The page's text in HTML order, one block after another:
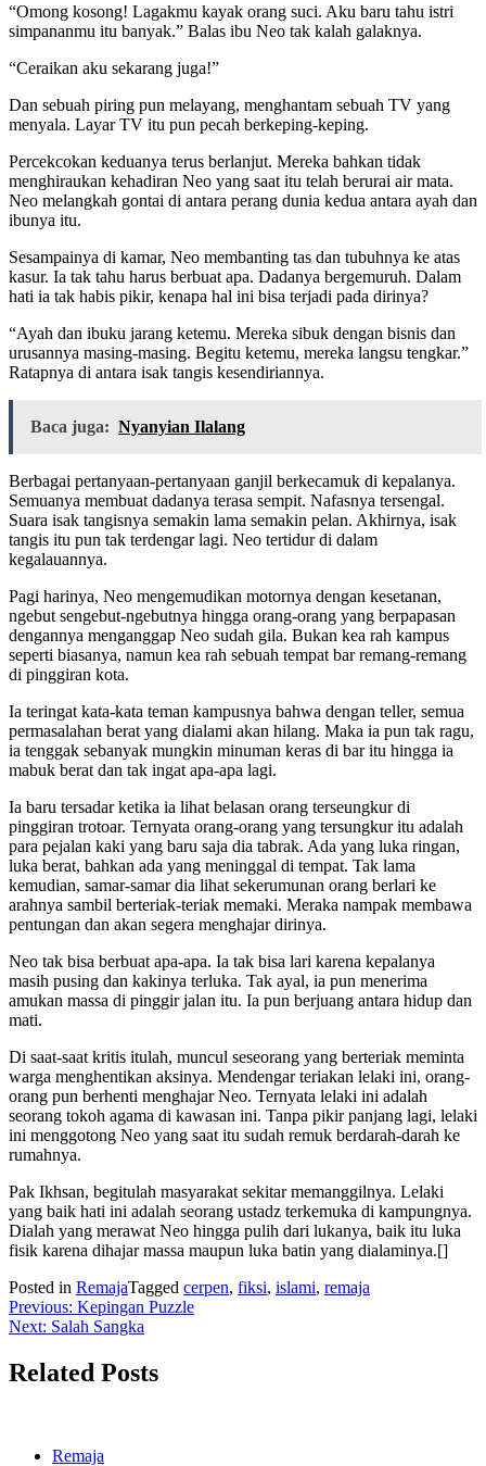
“Omong kosong! Lagakmu kayak orang suci. Aku baru tahu istri
simpananmu itu banyak.” Balas ibu Neo tak kalah galaknya.
“Ceraikan aku sekarang juga!”
Dan sebuah piring pun melayang, menghantam sebuah TV yang
menyala. Layar TV itu pun pecah berkeping-keping.
Percekcokan keduanya terus berlanjut. Mereka bahkan tidak
menghiraukan kehadiran Neo yang saat itu telah berurai air mata.
Neo melangkah gontai di antara perang dunia kedua antara ayah dan
ibunya itu.
Sesampainya di kamar, Neo membanting tas dan tubuhnya ke atas
kasur. Ia tak tahu harus berbuat apa. Dadanya bergemuruh. Dalam
hati ia tak habis pikir, kenapa hal ini bisa terjadi pada dirinya?
“Ayah dan ibuku jarang ketemu. Mereka sibuk dengan bisnis dan
urusannya masing-masing. Begitu ketemu, mereka langsu tengkar.”
Ratapnya di antara isak tangis kesendiriannya.
Baca juga: Nyanyian Ilalang
Berbagai pertanyaan-pertanyaan ganjil berkecamuk di kepalanya.
Semuanya membuat dadanya terasa sempit. Nafasnya tersengal.
Suara isak tangisnya semakin lama semakin pelan. Akhirnya, isak
tangis itu pun tak terdengar lagi. Neo tertidur di dalam
kegalauannya.
Pagi harinya, Neo mengemudikan motornya dengan kesetanan,
ngebut sengebut-ngebutnya hingga orang-orang yang berpapasan
dengannya menganggap Neo sudah gila. Bukan kea rah kampus
seperti biasanya, namun kea rah sebuah tempat bar remang-remang
di pinggiran kota.
Ia teringat kata-kata teman kampusnya bahwa dengan teller, semua
permasalahan berat yang dialami akan hilang. Maka ia pun tak ragu,
ia tenggak sebanyak mungkin minuman keras di bar itu hingga ia
mabuk berat dan tak ingat apa-apa lagi.
Ia baru tersadar ketika ia lihat belasan orang terseungkur di
pinggiran trotoar. Ternyata orang-orang yang tersungkur itu adalah
para pejalan kaki yang baru saja dia tabrak. Ada yang luka ringan,
luka berat, bahkan ada yang meninggal di tempat. Tak lama
kemudian, samar-samar dia lihat sekerumunan orang berlari ke
arahnya sambil berteriak-teriak memaki. Meraka nampak membawa
pentungan dan akan segera menghajar dirinya.
Neo tak bisa berbuat apa-apa. Ia tak bisa lari karena kepalanya
masih pusing dan kakinya terluka. Tak ayal, ia pun menerima
amukan massa di pinggir jalan itu. Ia pun berjuang antara hidup dan
mati.
Di saat-saat kritis itulah, muncul seseorang yang berteriak meminta
warga menghentikan aksinya. Mendengar teriakan lelaki ini, orang-
orang pun berhenti menghajar Neo. Ternyata lelaki ini adalah
seorang tokoh agama di kawasan ini. Tanpa pikir panjang lagi, lelaki
ini menggotong Neo yang saat itu sudah remuk berdarah-darah ke
rumahnya.
Pak Ikhsan, begitulah masyarakat sekitar memanggilnya. Lelaki
yang baik hati ini adalah seorang ustadz terkemuka di kampungnya.
Dialah yang merawat Neo hingga pulih dari lukanya, baik itu luka
fisik karena dihajar massa maupun luka batin yang dialaminya.[]
Posted in RemajaTagged cerpen, fiksi, islami, remaja
Post
navigation
Previous: Kepingan Puzzle
Next: Salah Sangka
Related Posts
Remaja